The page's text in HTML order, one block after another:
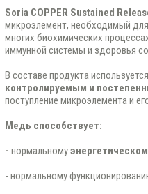
Soria COPPER Sustained
микроэлемент, необходимый
многих биохимических
иммунной системы и здоровья
В составе продукта
контролируемым и
поступление микроэлемента и
Медь способствует:
- нормальному
- нормальному